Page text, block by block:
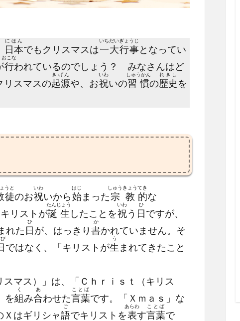
日本
にほん
でもクリスマスは一大
いちだい
行事
ぎょうじ
となってい
行
おこな
われているのでしょう？ みなさんはど
スマスの起源
きげん
や、お祝
いわ
いの習慣
しゅうかん
の歴史
れきし
を
徒
うと
のお祝
いわ
いから始
はじ
まった宗教
しゅうきょう
的
てき
な
リストが誕生
たんじょう
したことを祝
いわ
う 日
ひ
ですが、
れた 日
ひ
が、はっきり書
か
かれていません。そ
ではなく、「キリストが生
う
まれてきたこと
マス）」は、「Ｃｈｒｉｓｔ（キリス
を組
く
み合
あ
わせた言葉
ことば
です。「Ｘｍａｓ」な
はギリシャ語
ご
でキリストを表
あらわ
す言葉
ことば
で